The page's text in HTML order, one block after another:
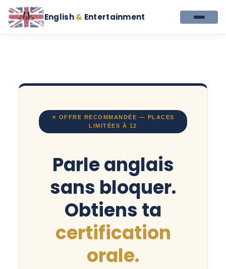
English& Entertainment
⭐ OFFRE RECOMMANDÉE — PLACES
LIMITÉES À 12
Parle anglais
sans bloquer.
Obtiens ta
certification
orale.